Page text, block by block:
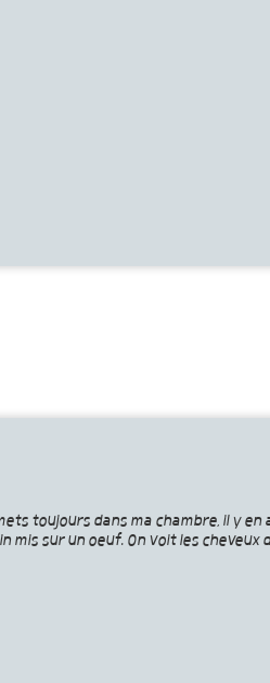
toujours dans ma chambre, il y en
mis sur un oeuf. On voit les cheveux